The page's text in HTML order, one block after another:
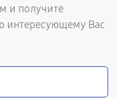
и получите
интересующему Вас